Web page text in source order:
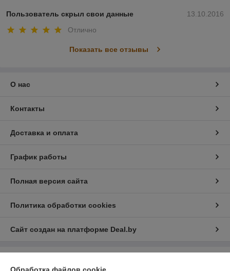
13.10.2016
Пользователь скрыл свои данные
Отлично
Показать все отзывы
О нас
Контакты
Доставка и оплата
График работы
Полная версия сайта
Политика обработки cookies
Сайт создан на платформе Deal.by